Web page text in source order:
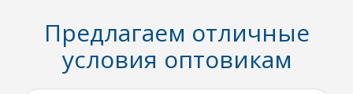
Предлагаем отличные
условия оптовикам